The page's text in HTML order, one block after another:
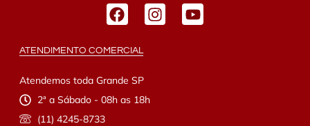
ATENDIMENTO COMERCIAL
Atendemos toda Grande SP
2ª a Sábado - 08h as 18h
(11) 4245-8733